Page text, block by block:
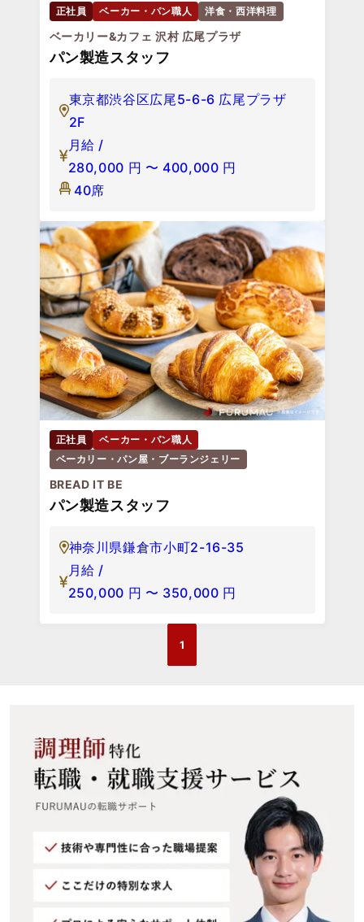
正社員 ベーカー・パン職人 洋食・西洋料理
ベーカリー&カフェ 沢村 広尾プラザ
パン製造スタッフ
東京都渋谷区広尾5-6-6 広尾プラザ
2F
月給 /
280,000 円 〜 400,000 円
40席
正社員
ベーカー・パン職人
ベーカリー・パン屋・ブーランジェリー
BREAD IT BE
パン製造スタッフ
神奈川県鎌倉市小町2-16-35
月給 /
250,000 円 〜 350,000 円
1